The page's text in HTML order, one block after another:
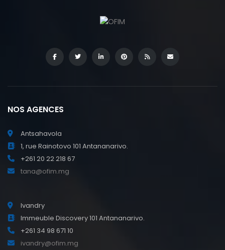
NOS AGENCES
Antsahavola
1, rue Rainotovo 101 Antananarivo.
+261 20 22 218 67
tana@ofim.mg
Ivandry
Immeuble Discovery 101 Antananarivo.
+261 34 98 671 10
ivandry@ofim.mg